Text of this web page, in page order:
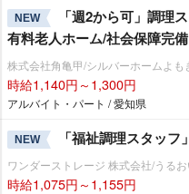
NEW
「週2から可」調理
有料老人ホーム/社会保障完備
株式会社角亀甲/シルバーホームよも
時給1,140円～1,300円
アルバイト・パート / 愛知県
NEW 「福祉調理スタッ
ワンダーストレージ 株式会社/うる
時給1,075円～1,155円